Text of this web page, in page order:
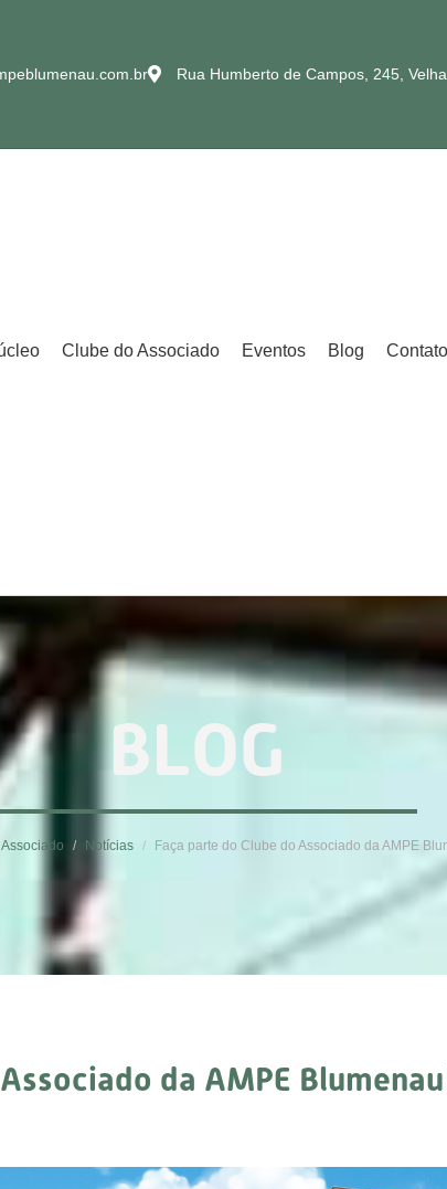
Rua Humberto de Campos, 245,
Clube do Associado Eventos Blog Contato
BLOG
Notícias Faça parte do Clube do Associado da AMPE
da AMPE